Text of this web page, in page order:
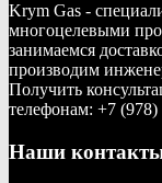
Krym Gas -
многоцелевыми
занимаемся
производим
Получить
телефонам: +7
Наши